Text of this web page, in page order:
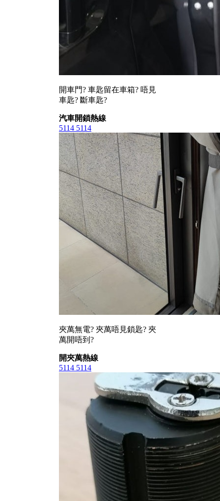
開車門? 車匙留在車箱? 唔見
車匙? 斷車匙?
汽車開鎖熱線
5114 5114
夾萬無電? 夾萬唔見鎖匙? 夾
萬開唔到?
開夾萬熱線
5114 5114